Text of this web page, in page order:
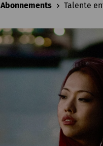
Abonnements Talente